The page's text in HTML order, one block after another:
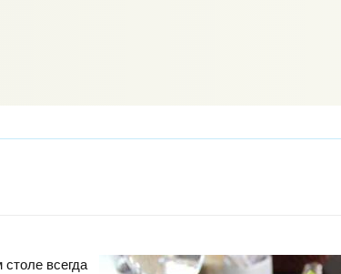
всегда